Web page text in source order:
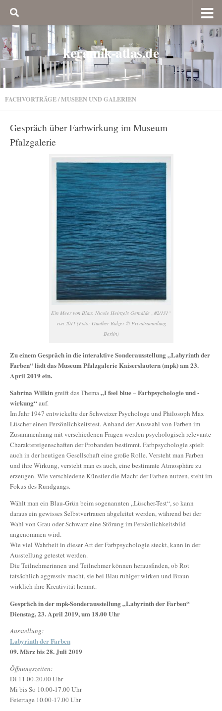
keramik-atlas.de
FACHVORTRÄGE/MUSEEN UND GALERIEN
Gespräch über Farbwirkung im Museum
Pfalzgalerie
Ein Meer von Blau: Nicole Heinzels Gemälde „#2/131“
von 2011 (Foto: Gunther Balzer © Privatsammlung
Berlin)
Zu einem Gespräch in die interaktive Sonderausstellung „Labyrinth der
Farben“ lädt das Museum Pfalzgalerie Kaiserslautern (mpk) am 23.
April 2019 ein.
Sabrina Wilkin greift das Thema„I feel blue – Farbpsychologie und -
wirkung“auf.
Im Jahr 1947 entwickelte der Schweizer Psychologe und Philosoph Max
Lüscher einen Persönlichkeitstest. Anhand der Auswahl von Farben im
Zusammenhang mit verschiedenen Fragen werden psychologisch relevante
Charaktereigenschaften der Probanden bestimmt. Farbpsychologie spielt
auch in der heutigen Gesellschaft eine große Rolle. Versteht man Farben
und ihre Wirkung, versteht man es auch, eine bestimmte Atmosphäre zu
erzeugen. Wie verschiedene Künstler die Macht der Farben nutzen, steht im
Fokus des Rundgangs.
Wählt man ein Blau-Grün beim sogenannten „Lüscher-Test“, so kann
daraus ein gewisses Selbstvertrauen abgeleitet werden, während bei der
Wahl von Grau oder Schwarz eine Störung im Persönlichkeitsbild
angenommen wird.
Wie viel Wahrheit in dieser Art der Farbpsychologie steckt, kann in der
Ausstellung getestet werden.
Die Teilnehmerinnen und Teilnehmer können herausfinden, ob Rot
tatsächlich aggressiv macht, sie bei Blau ruhiger wirken und Braun
wirklich ihre Kreativität hemmt.
Gespräch in der mpk-Sonderausstellung „Labyrinth der Farben“
Dienstag, 23. April 2019, um 18.00 Uhr
Ausstellung:
Labyrinth der Farben
09. März bis 28. Juli 2019
Öffnungszeiten:
Di 11.00-20.00 Uhr
Mi bis So 10.00-17.00 Uhr
Feiertage 10.00-17.00 Uhr